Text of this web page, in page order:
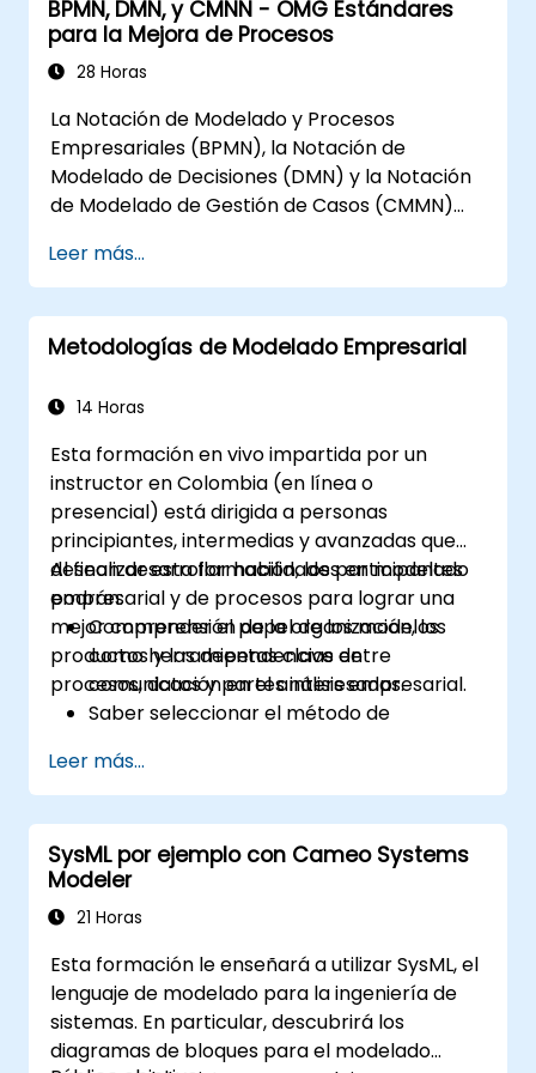
BPMN, DMN, y CMNN - OMG Estándares
para la Mejora de Procesos
28 Horas
La Notación de Modelado y Procesos
Empresariales (BPMN), la Notación de
Modelado de Decisiones (DMN) y la Notación
de Modelado de Gestión de Casos (CMMN)
Objetos (OMG) para el modelado de
procesos, decisiones y casos. Este curso
ofrece una introducción a todos ellos e
informa sobre cuándo debemos usar cada
Leer más...
Metodologías de Modelado Empresarial
14 Horas
Esta formación en vivo impartida por un
instructor en Colombia (en línea o
presencial) está dirigida a personas
principiantes, intermedias y avanzadas que
desean desarrollar habilidades en modelado
empresarial y de procesos para lograr una
mejor comprensión de la organización, los
productos y las dependencias entre
procesos, datos y partes interesadas.
Al finalizar esta formación, los participantes
podrán:
Comprender el papel de los modelos
como herramientas clave de
comunicación en el análisis empresarial.
Saber seleccionar el método de
Lienzo del Modelo Empresarial) para un
objetivo empresarial específico.
Saber descomponer procesos
empresariales complejos en diagramas
claros.
Identificar puntos de contacto entre
Evaluar la corrección y efectividad de los
modelos empresariales creados.
Leer más...
SysML por ejemplo con Cameo Systems
Modeler
21 Horas
Esta formación le enseñará a utilizar SysML, el
lenguaje de modelado para la ingeniería de
sistemas. En particular, descubrirá los
diagramas de bloques para el modelado